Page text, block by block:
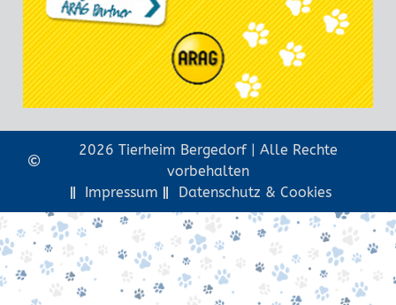
2026 Tierheim Bergedorf | Alle Rechte
vorbehalten
Impressum
Datenschutz & Cookies